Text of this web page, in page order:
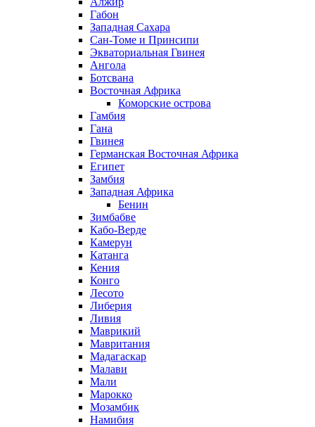
Габон
Западная Сахара
Сан-Томе и Принсипи
Экваториальная Гвинея
Ангола
Ботсвана
Восточная Африка
Коморские острова
Гамбия
Гана
Гвинея
Германская Восточная Африка
Египет
Замбия
Западная Африка
Бенин
Зимбабве
Кабо-Верде
Камерун
Катанга
Кения
Конго
Лесото
Либерия
Ливия
Маврикий
Мавритания
Мадагаскар
Малави
Мали
Марокко
Мозамбик
Намибия